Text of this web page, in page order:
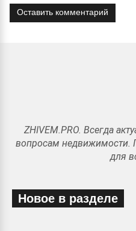
Оставить комментарий
ZHIVEM.PRO. Всегда
вопросам недвижимости.
для
Новое в разделе